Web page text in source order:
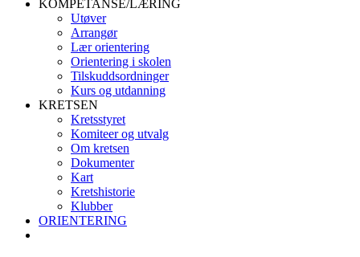
KOMPETANSE/LÆRING
Utøver
Arrangør
Lær orientering
Orientering i skolen
Tilskuddsordninger
Kurs og utdanning
KRETSEN
Kretsstyret
Komiteer og utvalg
Om kretsen
Dokumenter
Kart
Kretshistorie
Klubber
ORIENTERING